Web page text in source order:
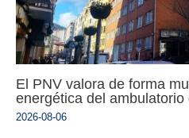
El PNV valora de forma
energética del ambulatorio
2026-08-06